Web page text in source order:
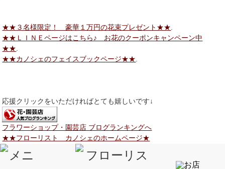
★★３名様限定！ 豪華１万円の花束プレゼント★★
★★ＬＩＮＥページはこちら♪ お花のクーポンキャンペーン中
★★
★★カノシェのフェイスブックページ★★
応援クリックをいただければとても嬉しいです↓
フラワーショップ・園芸店 ブログランキングへ
★★フローリスト カノシェのホームページ★